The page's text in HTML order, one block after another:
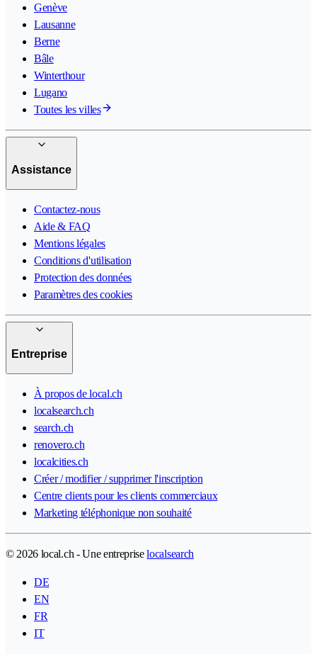
Genève
Lausanne
Berne
Bâle
Winterthour
Lugano
Toutes les villes
Assistance
Contactez-nous
Aide & FAQ
Mentions légales
Conditions d'utilisation
Protection des données
Paramètres des cookies
Entreprise
À propos de local.ch
localsearch.ch
search.ch
renovero.ch
localcities.ch
Créer / modifier / supprimer l'inscription
Centre clients pour les clients commerciaux
Marketing téléphonique non souhaité
© 2026 local.ch - Une entrepriselocalsearch
DE
EN
FR
IT